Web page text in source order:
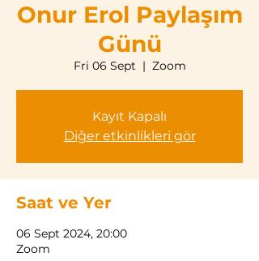
Onur Erol Paylaşım
Günü
Fri 06 Sept
  |
Zoom
Kayıt Kapalı
Diğer etkinlikleri gör
Saat ve Yer
06 Sept 2024, 20:00
Zoom